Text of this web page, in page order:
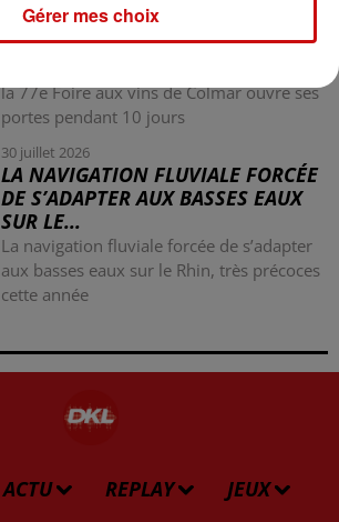
LA 77E FOIRE AUX VINS DE
COLMAR OUVRE SES PORTES
la 77e Foire aux vins de Colmar ouvre ses
portes pendant 10 jours
30 juillet 2026
LA NAVIGATION FLUVIALE FORCÉE
DE S’ADAPTER AUX BASSES EAUX
SUR LE...
La navigation fluviale forcée de s’adapter
aux basses eaux sur le Rhin, très précoces
cette année
ACTU REPLAY JEUX
Gérer mes choix